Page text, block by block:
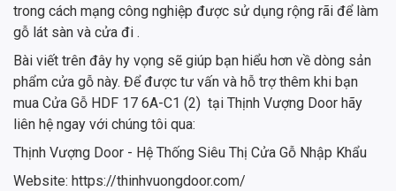
trong cách mạng công nghiệp được sử dụng rộng rãi để làm
gỗ lát sàn và cửa đi .
Bài viết trên đây hy vọng sẽ giúp bạn hiểu hơn về dòng sản
phẩm cửa gỗ này. Để được tư vấn và hỗ trợ thêm khi bạn
mua Cửa Gỗ HDF ​​​​​​​17 6A-C1 (2) tại Thịnh Vượng Door hãy
liên hệ ngay với chúng tôi qua:
Thịnh Vượng Door - Hệ Thống Siêu Thị Cửa Gỗ Nhập Khẩu
Website: https://thinhvuongdoor.com/